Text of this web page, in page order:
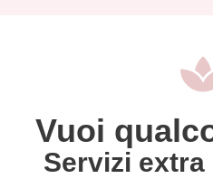
Vuoi
Servizi